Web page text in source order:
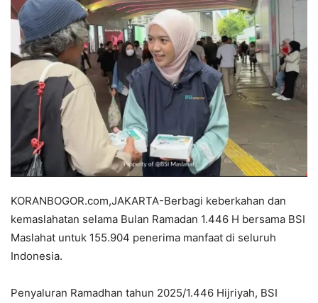
KORANBOGOR.com,JAKARTA-Berbagi keberkahan dan
kemaslahatan selama Bulan Ramadan 1.446 H bersama BSI
Maslahat untuk 155.904 penerima manfaat di seluruh
Indonesia.
Penyaluran Ramadhan tahun 2025/1.446 Hijriyah, BSI